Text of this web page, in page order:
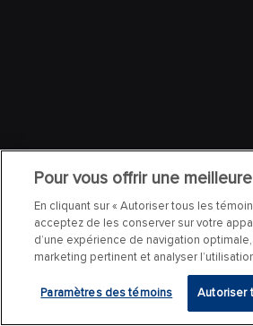
Pour vous offrir une
En cliquant sur « Autoriser tous les
acceptez de les conserver sur votre
d’une expérience de navigation
marketing pertinent et analyser
Paramètres des témoins Autoriser